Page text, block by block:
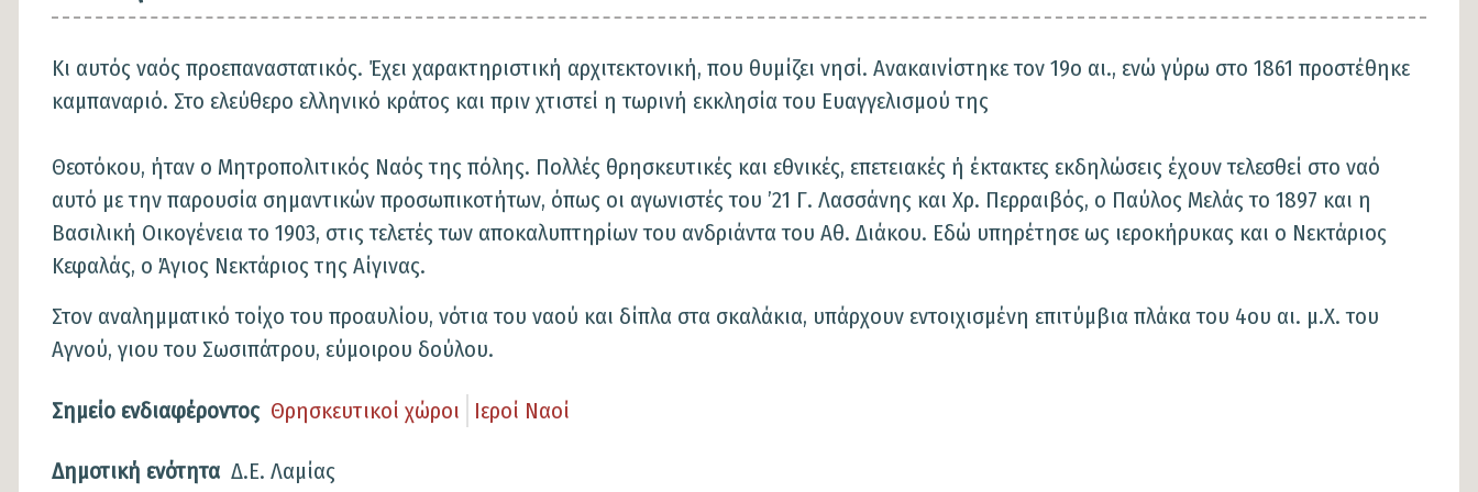
Κι αυτός ναός προεπαναστατικός. Έχει χαρακτηριστική αρχιτεκτονική, που θυμίζει νησί. Ανακαινίστηκε τον 19ο αι., ενώ γύρω στο 1861 προστέθηκε
καμπαναριό. Στο ελεύθερο ελληνικό κράτος και πριν χτιστεί η τωρινή εκκλησία του Ευαγγελισμού της
Θεοτόκου, ήταν ο Μητροπολιτικός Ναός της πόλης. Πολλές θρησκευτικές και εθνικές, επετειακές ή έκτακτες εκδηλώσεις έχουν τελεσθεί στο ναό
αυτό με την παρουσία σημαντικών προσωπικοτήτων, όπως οι αγωνιστές του ’21 Γ. Λασσάνης και Χρ. Περραιβός, ο Παύλος Μελάς το 1897 και η
Βασιλική Οικογένεια το 1903, στις τελετές των αποκαλυπτηρίων του ανδριάντα του Αθ. Διάκου. Εδώ υπηρέτησε ως ιεροκήρυκας και ο Νεκτάριος
Κεφαλάς, ο Άγιος Νεκτάριος της Αίγινας.
Στον αναλημματικό τοίχο του προαυλίου, νότια του ναού και δίπλα στα σκαλάκια, υπάρχουν εντοιχισμένη επιτύμβια πλάκα του 4ου αι. μ.Χ. του
Αγνού, γιου του Σωσιπάτρου, εύμοιρου δούλου.
Σημείο ενδιαφέροντος Θρησκευτικοί χώροι Ιεροί Ναοί
Δημοτική ενότητα Δ.Ε. Λαμίας